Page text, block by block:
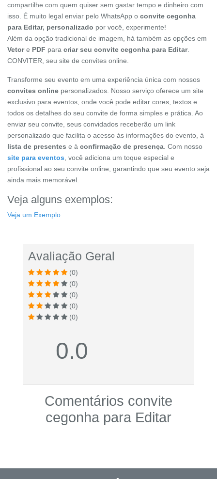
compartilhe com quem quiser sem gastar tempo e dinheiro com
isso. É muito legal enviar pelo WhatsApp o convite cegonha
para Editar, personalizado por você, experimente!
Além da opção tradicional de imagem, há também as opções em
Vetore PDF para criar seu convite cegonha para Editar.
CONVITER, seu site de convites online.
Transforme seu evento em uma experiência única com nossos
convites online personalizados. Nosso serviço oferece um site
exclusivo para eventos, onde você pode editar cores, textos e
todos os detalhes do seu convite de forma simples e prática. Ao
enviar seu convite, seus convidados receberão um link
personalizado que facilita o acesso às informações do evento, à
lista de presentes e à confirmação de presença . Com nosso
site para eventos , você adiciona um toque especial e
profissional ao seu convite online, garantindo que seu evento seja
ainda mais memorável.
Veja alguns exemplos:
Veja um Exemplo
Avaliação Geral
(0)
(0)
(0)
(0)
(0)
0.0
Comentários convite
cegonha para Editar